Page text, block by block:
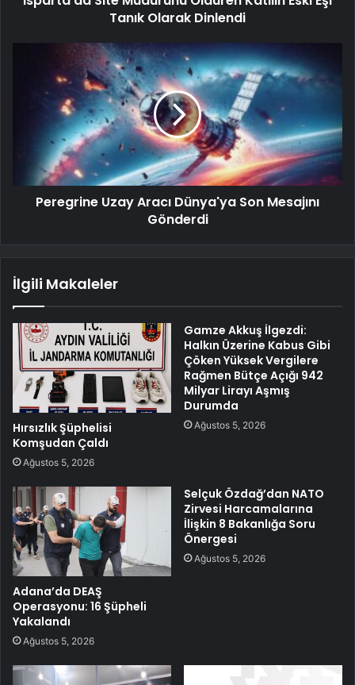
Tanık Olarak Dinlendi
Peregrine Uzay Aracı Dünya'ya Son Mesajını
Gönderdi
İlgili Makaleler
Hırsızlık Şüphelisi
Komşudan Çaldı
Ağustos 5, 2026
Gamze Akkuş İlgezdi:
Halkın Üzerine Kabus Gibi
Çöken Yüksek Vergilere
Rağmen Bütçe Açığı 942
Milyar Lirayı Aşmış
Durumda
Ağustos 5, 2026
Adana’da DEAŞ
Operasyonu: 16 Şüpheli
Yakalandı
Ağustos 5, 2026
Selçuk Özdağ’dan NATO
Zirvesi Harcamalarına
İlişkin 8 Bakanlığa Soru
Önergesi
Ağustos 5, 2026